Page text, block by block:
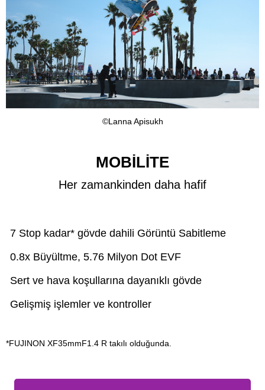
©Lanna Apisukh
MOBİLİTE
Her zamankinden daha hafif
7 Stop kadar* gövde dahili Görüntü Sabitleme
0.8x Büyültme, 5.76 Milyon Dot EVF
Sert ve hava koşullarına dayanıklı gövde
Gelişmiş işlemler ve kontroller
*FUJINON XF35mmF1.4 R takılı olduğunda.